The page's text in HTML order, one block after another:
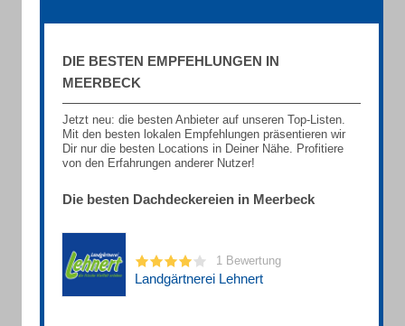
DIE BESTEN EMPFEHLUNGEN IN
MEERBECK
Jetzt neu: die besten Anbieter auf unseren Top-Listen.
Mit den besten lokalen Empfehlungen präsentieren wir
Dir nur die besten Locations in Deiner Nähe. Profitiere
von den Erfahrungen anderer Nutzer!
Die besten Dachdeckereien in Meerbeck
1 Bewertung
Landgärtnerei Lehnert